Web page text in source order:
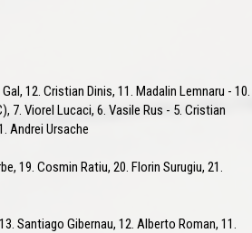
12. Cristian Dinis, 11. Madalin Lemnaru - 10.
7. Viorel Lucaci, 6. Vasile Rus - 5. Cristian
Andrei Ursache
19. Cosmin Ratiu, 20. Florin Surugiu, 21.
Santiago Gibernau, 12. Alberto Roman, 11.